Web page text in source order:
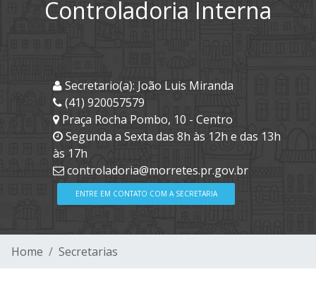
Controladoria Interna
Secretario(a): João Luis Miranda
(41) 920057579
Praça Rocha Pombo, 10 - Centro
Segunda a Sexta das 8h às 12h e das 13h
às 17h
controladoria@morretes.pr.gov.br
ENTRE EM CONTATO COM A SECRETARIA
Home Secretarias